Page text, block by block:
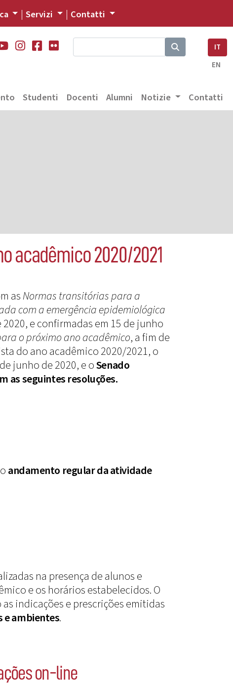
Servizi Contatti
IT
EN
Studenti Docenti Alumni Notizie Contatti
acadêmico 2020/2021
asNormas transitórias para a
com a emergência epidemiológica
2020, e confirmadas em 15 de junho
o próximo ano acadêmico, a fim de
do ano acadêmico 2020/2021, o
junho de 2020, e oSenado
as seguintes resoluções.
andamento regular da atividade
na presença de alunos e
e os horários estabelecidos. O
indicações e prescrições emitidas
e ambientes.
on-line